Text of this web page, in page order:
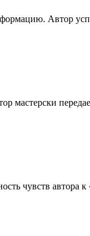
Автор
мастерски
чувств автора